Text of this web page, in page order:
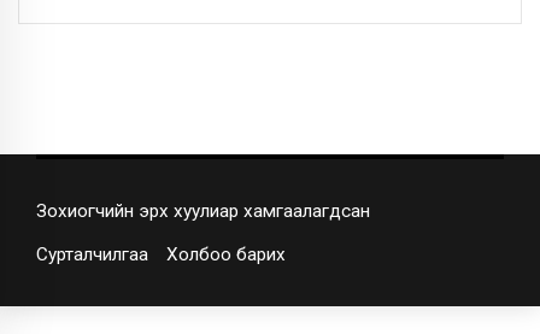
Зохиогчийн эрх хуулиар хамгаалагдсан
Сурталчилгаа Холбоо барих